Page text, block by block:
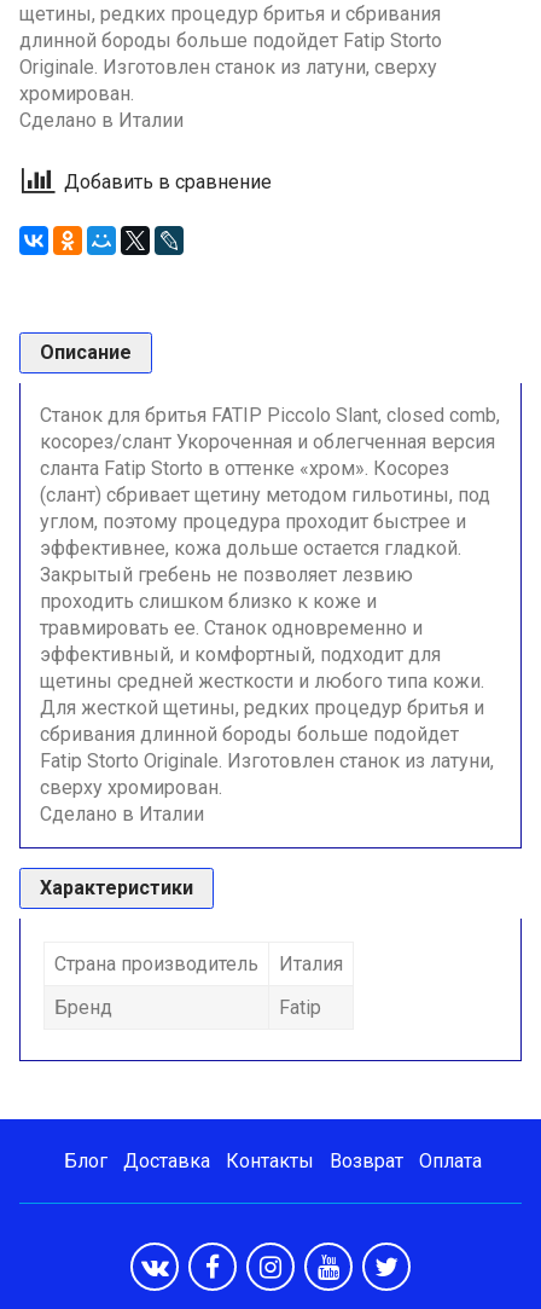
щетины, редких процедур бритья и сбривания
длинной бороды больше подойдет Fatip Storto
Originale. Изготовлен станок из латуни, сверху
хромирован.
Сделано в Италии
Добавить в сравнение
Описание
Станок для бритья FATIP Piccolo Slant, closed comb,
косорез/слант Укороченная и облегченная версия
сланта Fatip Storto в оттенке «хром». Косорез
(слант) сбривает щетину методом гильотины, под
углом, поэтому процедура проходит быстрее и
эффективнее, кожа дольше остается гладкой.
Закрытый гребень не позволяет лезвию
проходить слишком близко к коже и
травмировать ее. Станок одновременно и
эффективный, и комфортный, подходит для
щетины средней жесткости и любого типа кожи.
Для жесткой щетины, редких процедур бритья и
сбривания длинной бороды больше подойдет
Fatip Storto Originale. Изготовлен станок из латуни,
сверху хромирован.
Сделано в Италии
Характеристики
Страна производитель
Италия
Бренд
Fatip
Блог Доставка Контакты Возврат Оплата